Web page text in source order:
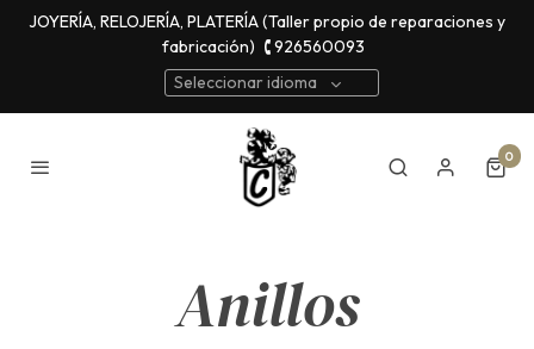
JOYERÍA, RELOJERÍA, PLATERÍA (Taller propio de reparaciones y
fabricación) 🕻 926560093
Seleccionar idioma
0
Anillos